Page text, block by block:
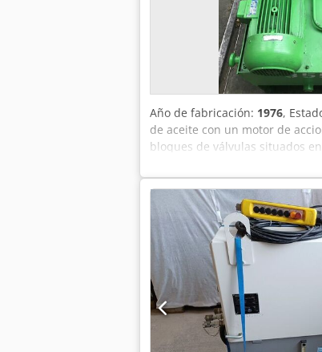
Año de fabricación: 1976,
de aceite con un motor de
bloques de válvulas situados
20 l/min 2. Bloque de válvulas:
necesario: 700 x 620 x 1050